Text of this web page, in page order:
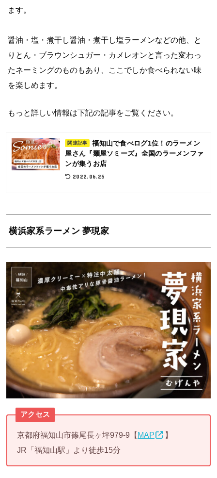
ます。
醤油・塩・煮干し醤油・煮干し塩ラーメンなどの他、と
りとん・ブラウンシュガー・カメレオンと言った変わっ
たネーミングのものもあり、ここでしか食べられない味
を楽しめます。
もっと詳しい情報は下記の記事をご覧ください。
関連記事
福知山で食べログ1位！のラーメン
屋さん『麺屋ソミーズ』全国のラーメンファ
ンが集うお店
2022.06.25
横浜家系ラーメン 夢現家
アクセス
京都府福知山市篠尾長ヶ坪979-9【MAP
】
JR「福知山駅」より徒歩15分